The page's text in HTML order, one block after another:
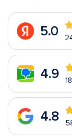
5.0
4.9
4.8